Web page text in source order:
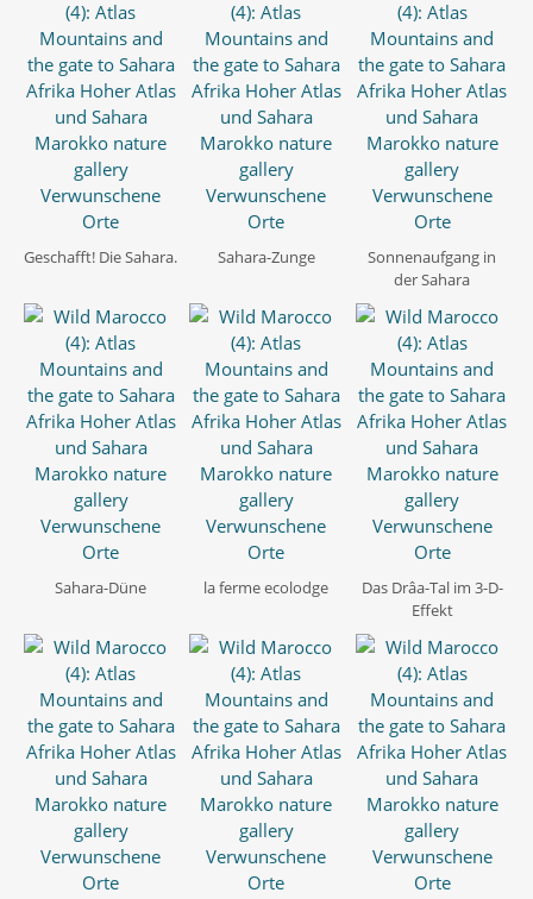
Geschafft! Die Sahara. Sahara-Zunge
Sonnenaufgang in
der Sahara
Sahara-Düne la ferme ecolodge
Das Drâa-Tal im 3-D-
Effekt